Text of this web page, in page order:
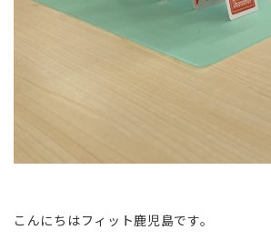
こんにちはフィット鹿児島です。